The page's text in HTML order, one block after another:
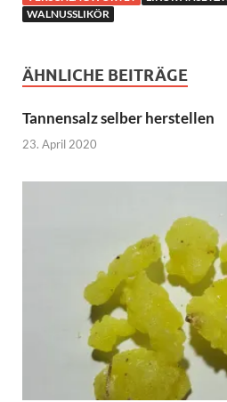
WALNUSSLIKÖR
ÄHNLICHE BEITRÄGE
Tannensalz selber herstellen
23. April 2020